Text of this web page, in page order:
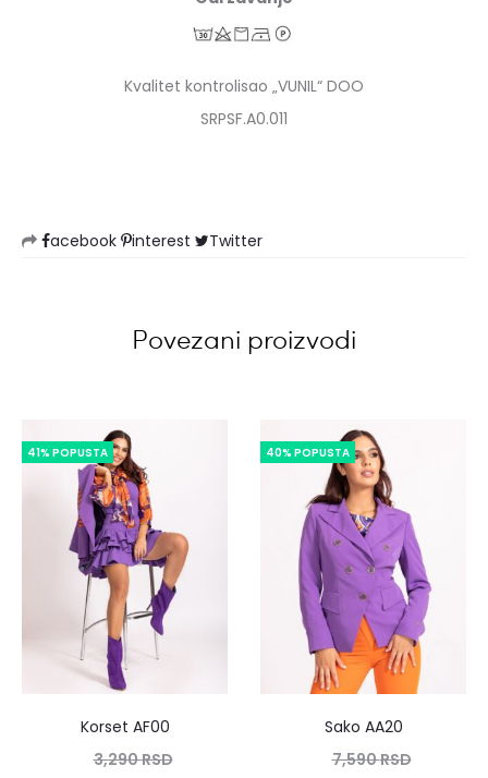
Kvalitet kontrolisao „VUNIL“ DOO
SRPSF.A0.011
acebook interest Twitter
Povezani proizvodi
41% POPUSTA
Korset AF00
3,290RSD
40% POPUSTA
Sako AA20
7,590RSD